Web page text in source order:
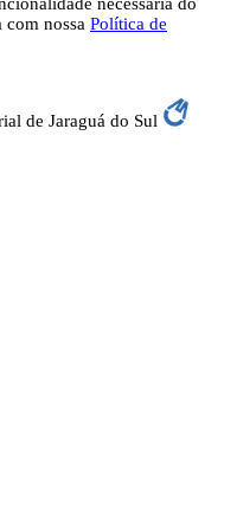
necessária do
com nossa Política de
de Jaraguá do Sul